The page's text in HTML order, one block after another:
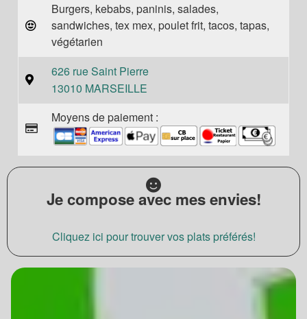
Burgers, kebabs, paninis, salades,
sandwiches, tex mex, poulet frit, tacos, tapas,
végétarien
626 rue Saint Pierre
13010 MARSEILLE
Moyens de paiement :
Je compose avec mes envies!
Cliquez ici pour trouver vos plats préférés!